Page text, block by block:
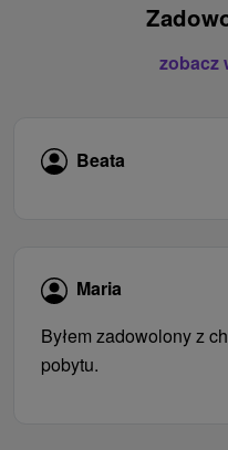
zobacz
Beata
Maria
Byłem zadowolony z
pobytu.